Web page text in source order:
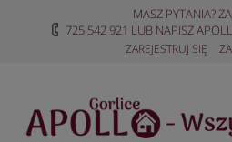
MASZ PYTANIA?
725 542 921 LUB NAPISZ
ZAREJESTRUJ SIĘ